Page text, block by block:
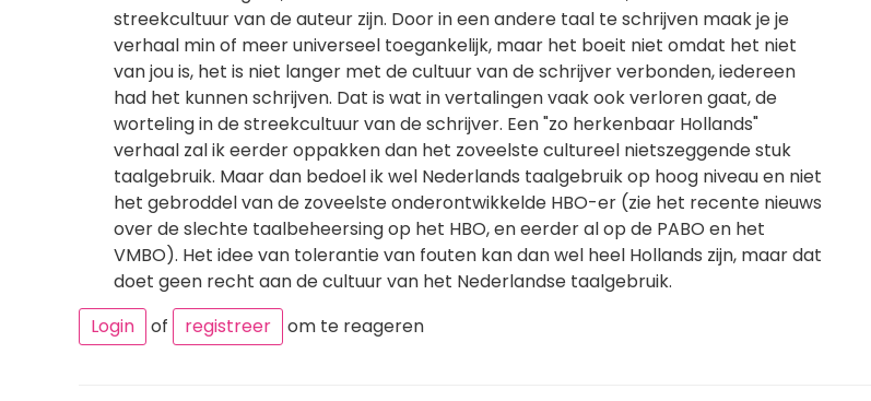
streekcultuur van de auteur zijn. Door in een andere taal te schrijven maak je je
verhaal min of meer universeel toegankelijk, maar het boeit niet omdat het niet
van jou is, het is niet langer met de cultuur van de schrijver verbonden, iedereen
had het kunnen schrijven. Dat is wat in vertalingen vaak ook verloren gaat, de
worteling in de streekcultuur van de schrijver. Een "zo herkenbaar Hollands"
verhaal zal ik eerder oppakken dan het zoveelste cultureel nietszeggende stuk
taalgebruik. Maar dan bedoel ik wel Nederlands taalgebruik op hoog niveau en niet
het gebroddel van de zoveelste onderontwikkelde HBO-er (zie het recente nieuws
over de slechte taalbeheersing op het HBO, en eerder al op de PABO en het
VMBO). Het idee van tolerantie van fouten kan dan wel heel Hollands zijn, maar dat
doet geen recht aan de cultuur van het Nederlandse taalgebruik.
Login
of registreer om te reageren